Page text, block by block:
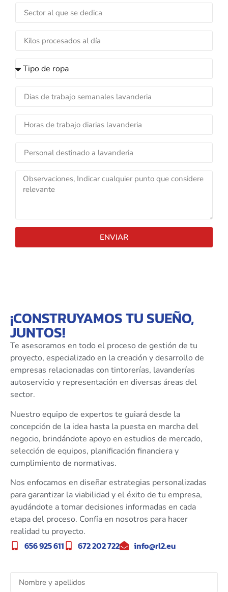
ENVIAR
¡CONSTRUYAMOS TU SUEÑO,
JUNTOS!
Te asesoramos en todo el proceso de gestión de tu
proyecto, especializado en la creación y desarrollo de
empresas relacionadas con tintorerías, lavanderías
autoservicio y representación en diversas áreas del
sector.
Nuestro equipo de expertos te guiará desde la
concepción de la idea hasta la puesta en marcha del
negocio, brindándote apoyo en estudios de mercado,
selección de equipos, planificación financiera y
cumplimiento de normativas.
Nos enfocamos en diseñar estrategias personalizadas
para garantizar la viabilidad y el éxito de tu empresa,
ayudándote a tomar decisiones informadas en cada
etapa del proceso. Confía en nosotros para hacer
realidad tu proyecto.
656 925 611 672 202 722 info@rl2.eu